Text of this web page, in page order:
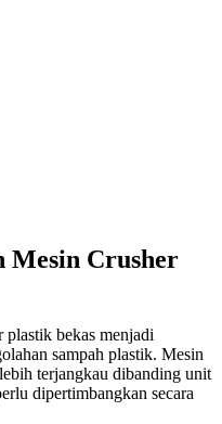
Mesin Crusher
plastik bekas menjadi
sampah plastik. Mesin
terjangkau dibanding unit
dipertimbangkan secara